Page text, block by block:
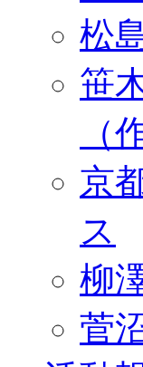
松
笹
（
京
ス
柳
菅